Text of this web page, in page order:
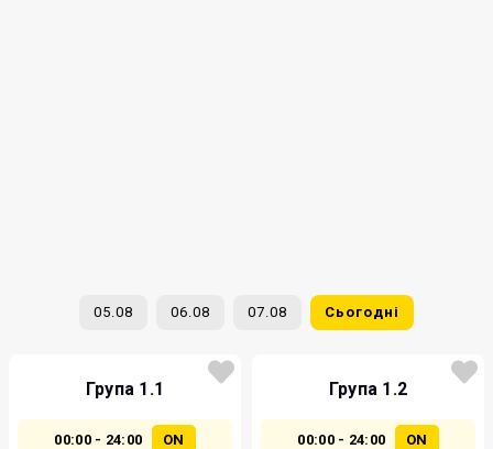
05.08 06.08 07.08 Сьогодні
Група 1.1
00:00 - 24:00 ON
Група 1.2
00:00 - 24:00 ON